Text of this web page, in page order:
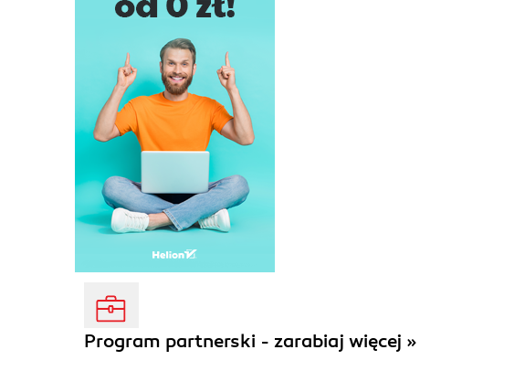
Program partnerski - zarabiaj więcej »